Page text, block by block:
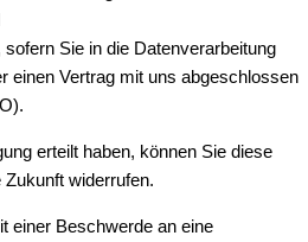
Sie in die Datenverarbeitung
einen Vertrag mit uns abgeschlossen
erteilt haben, können Sie diese
widerrufen.
einer Beschwerde an eine